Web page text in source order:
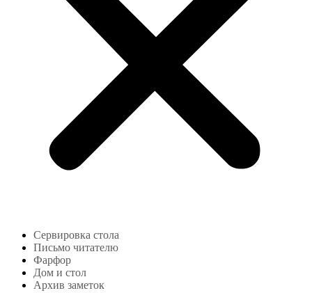
Сервировка стола
Письмо читателю
Фарфор
Дом и стол
Архив заметок